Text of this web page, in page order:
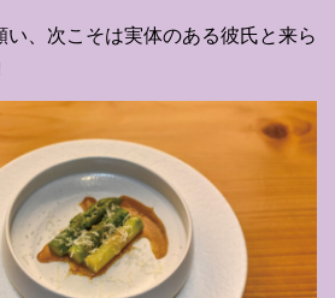
、次こそは実体のある彼氏と来ら